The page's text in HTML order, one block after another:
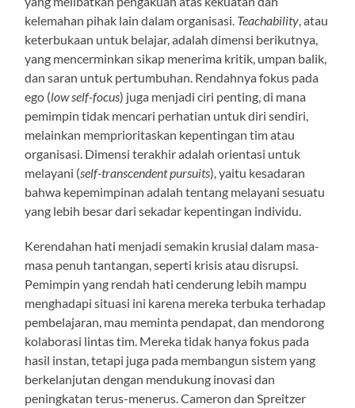
kelemahan pihak lain dalam organisasi. Teachability, atau
keterbukaan untuk belajar, adalah dimensi berikutnya,
yang mencerminkan sikap menerima kritik, umpan balik,
dan saran untuk pertumbuhan. Rendahnya fokus pada
ego (low self-focus) juga menjadi ciri penting, di mana
pemimpin tidak mencari perhatian untuk diri sendiri,
melainkan memprioritaskan kepentingan tim atau
organisasi. Dimensi terakhir adalah orientasi untuk
melayani (self-transcendent pursuits), yaitu kesadaran
bahwa kepemimpinan adalah tentang melayani sesuatu
yang lebih besar dari sekadar kepentingan individu.
Kerendahan hati menjadi semakin krusial dalam masa-
masa penuh tantangan, seperti krisis atau disrupsi.
Pemimpin yang rendah hati cenderung lebih mampu
menghadapi situasi ini karena mereka terbuka terhadap
pembelajaran, mau meminta pendapat, dan mendorong
kolaborasi lintas tim. Mereka tidak hanya fokus pada
hasil instan, tetapi juga pada membangun sistem yang
berkelanjutan dengan mendukung inovasi dan
peningkatan terus-menerus. Cameron dan Spreitzer